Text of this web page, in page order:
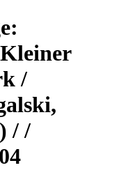
/
/ /